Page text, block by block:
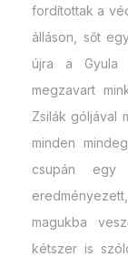
fordítottak a
álláson, sőt
újra a Gyula
megzavart
Zsilák góljával
minden
csupán
magukba
kétszer is